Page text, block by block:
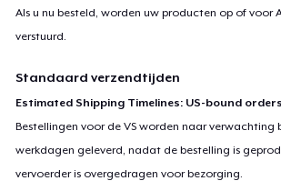
Als u nu besteld, worden uw producten op of voor
verstuurd.
Standaard verzendtijden
Estimated Shipping Timelines: US-bound orders
Bestellingen voor de VS worden naar verwachting
werkdagen geleverd, nadat de bestelling is
vervoerder is overgedragen voor bezorging.